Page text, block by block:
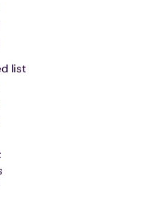
list